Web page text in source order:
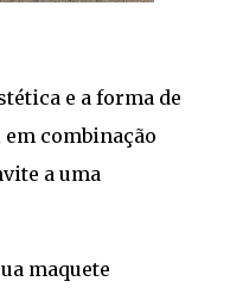
e a forma de
combinação
a uma
maquete